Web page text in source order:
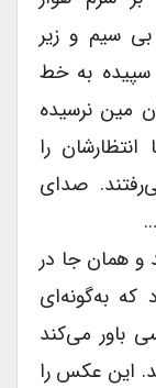
سیم و زیر
به خط
مین نرسیده
را
صداى
همان جا در
به‌گونه‌ای
می‌کند
این عکس را